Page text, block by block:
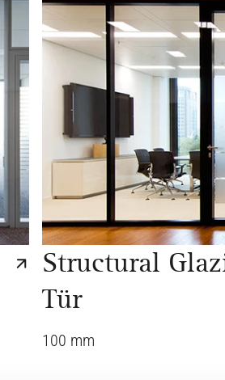
Structural
Tür
100 mm